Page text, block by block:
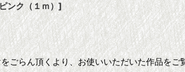
ク（１ｍ）]
ごらん頂くより、お使いいただいた作品を